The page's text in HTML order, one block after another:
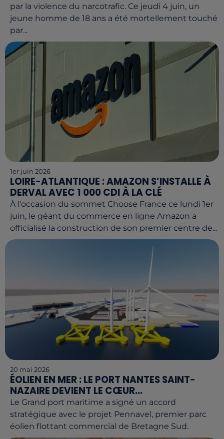
par la violence du narcotrafic. Ce jeudi 4 juin, un
jeune homme de 18 ans a été mortellement touché
par...
1er juin 2026
LOIRE-ATLANTIQUE : AMAZON S’INSTALLE À
DERVAL AVEC 1 000 CDI À LA CLÉ
À l'occasion du sommet Choose France ce lundi 1er
juin, le géant du commerce en ligne Amazon a
officialisé la construction de son premier centre de...
20 mai 2026
ÉOLIEN EN MER : LE PORT NANTES SAINT-
NAZAIRE DEVIENT LE CŒUR...
Le Grand port maritime a signé un accord
stratégique avec le projet Pennavel, premier parc
éolien flottant commercial de Bretagne Sud.